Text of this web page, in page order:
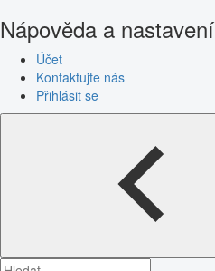
Nápověda a nastavení
Účet
Kontaktujte nás
Přihlásit se